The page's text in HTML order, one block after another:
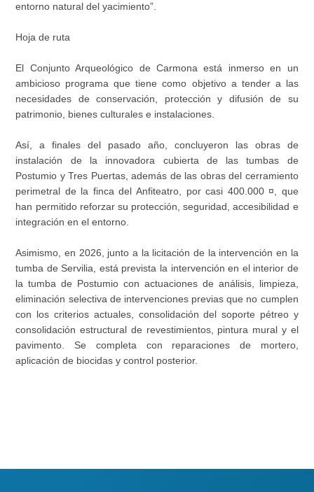
entorno natural del yacimiento”.
Hoja de ruta
El Conjunto Arqueológico de Carmona está inmerso en un
ambicioso programa que tiene como objetivo a tender a las
necesidades de conservación, protección y difusión de su
patrimonio, bienes culturales e instalaciones.
Así, a finales del pasado año, concluyeron las obras de
instalación de la innovadora cubierta de las tumbas de
Postumio y Tres Puertas, además de las obras del cerramiento
perimetral de la finca del Anfiteatro, por casi 400.000 ¤, que
han permitido reforzar su protección, seguridad, accesibilidad e
integración en el entorno.
Asimismo, en 2026, junto a la licitación de la intervención en la
tumba de Servilia, está prevista la intervención en el interior de
la tumba de Postumio con actuaciones de análisis, limpieza,
eliminación selectiva de intervenciones previas que no cumplen
con los criterios actuales, consolidación del soporte pétreo y
consolidación estructural de revestimientos, pintura mural y el
pavimento. Se completa con reparaciones de mortero,
aplicación de biocidas y control posterior.